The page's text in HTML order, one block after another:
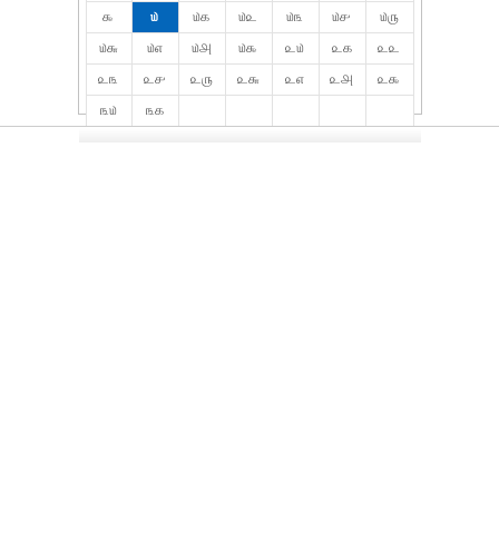
௯ ௰ ௰௧ ௰௨ ௰௩ ௰௪
௰௫
௰௬
௰௭ ௰௮ ௰௯ ௨௰ ௨௧
௨௨
௨௩
௨௪ ௨௫ ௨௬ ௨௭ ௨௮
௨௯
௩௰
௩௧